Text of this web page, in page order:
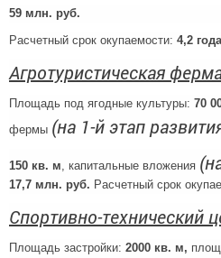
59 млн. руб.
Расчетный срок окупаемости: 4,2 года
Агротуристическая
Площадь под ягодные культуры: 70
фермы (на 1-й этап
150 кв. м, капитальные вложения
17,7 млн. руб. Расчетный срок
Спортивно-технический
Площадь застройки: 2000 кв. м,